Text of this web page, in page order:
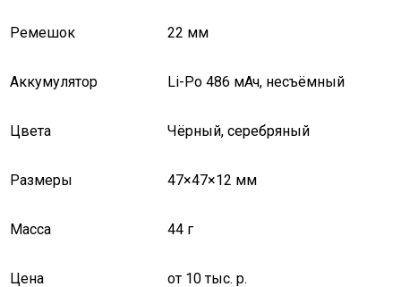
Ремешок 22 мм
Аккумулятор Li-Po 486 мАч, несъёмный
Цвета Чёрный, серебряный
Размеры 47×47×12 мм
Масса 44 г
Цена от 10 тыс. р.